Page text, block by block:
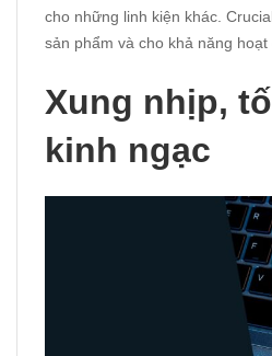
cho những linh kiện khác.
sản phẩm và cho khả năng hoạt
Xung nhịp,
kinh ngạc